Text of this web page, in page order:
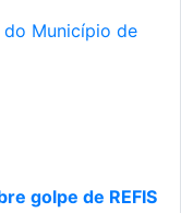
Município de
golpe de REFIS